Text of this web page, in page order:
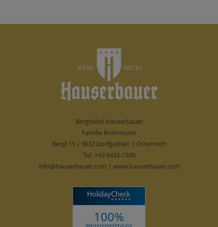
Berghotel Hauserbauer
Familie Rohrmoser
Bergl 15 | 5632 Dorfgastein | Österreich
Tel. +43 6433-7339
info@hauserbauer.com | www.hauserbauer.com
100%
Weiterempfehlung